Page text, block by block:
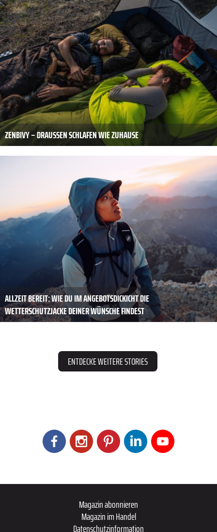
ZENBIVY – DRAUSSEN SCHLAFEN WIE ZUHAUSE
ALLZEIT BEREIT: WIE DU IM ANGEBOTSDICKICHT DIE
WETTERSCHUTZJACKE DEINER WÜNSCHE FINDEST
ENTDECKE WEITERE STORIES
Magazin abonnieren
Magazin im Handel
Datenschutzinformation